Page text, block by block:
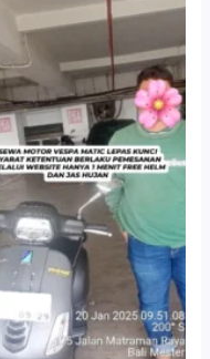
Cityplaza Jatinegara
Gedung Parkir P6A